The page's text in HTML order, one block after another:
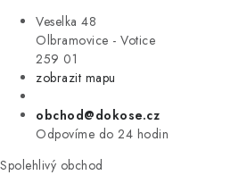
Veselka 48
Olbramovice - Votice
259 01
zobrazit mapu
obchod@dokose.cz
Odpovíme do 24 hodin
Spolehlivý obchod
VÝPRODEJ
ZNAČKY
Úvod Kontakt Blog
Moje objednávka